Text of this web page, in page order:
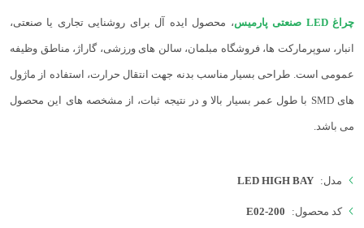
چراغ LED صنعتی پارمیس ، محصول ایده آل برای روشنایی تجاری یا صنعتی،
انبار، سوپرمارکت ها، فروشگاه مبلمان، سالن های ورزشی، گاراژ، مناطق وظیفه
عمومی است. طراحی بسیار مناسب بدنه جهت انتقال حرارت، استفاده از ماژول
های SMD با طول عمر بسیار بالا و در نتیجه ثبات، از مشخصه های این محصول
می باشد.
مدل: LED HIGH BAY
کد محصول: E02-200